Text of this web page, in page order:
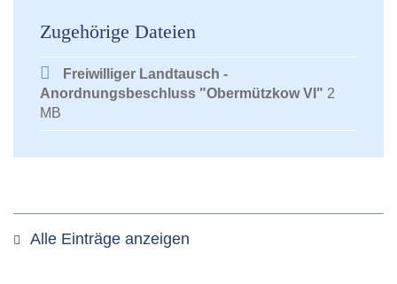
Zugehörige Dateien
Freiwilliger Landtausch -
Anordnungsbeschluss "Obermützkow VI" 2
MB
Alle Einträge anzeigen